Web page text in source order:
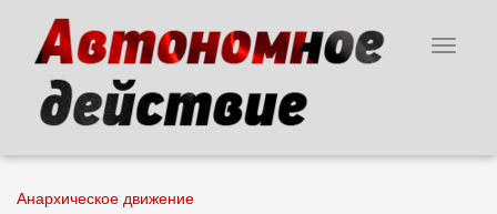
основному
содержанию
Toggle
Анархическое движение